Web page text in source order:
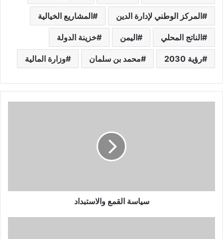
المركز الوطني لإدارة الدين المشاريع الخيالية
الناتج المحلي اليمن خزينة الدولة
رؤية 2030 محمد بن سلمان وزارة المالية
سياسة القمع والاستبداد